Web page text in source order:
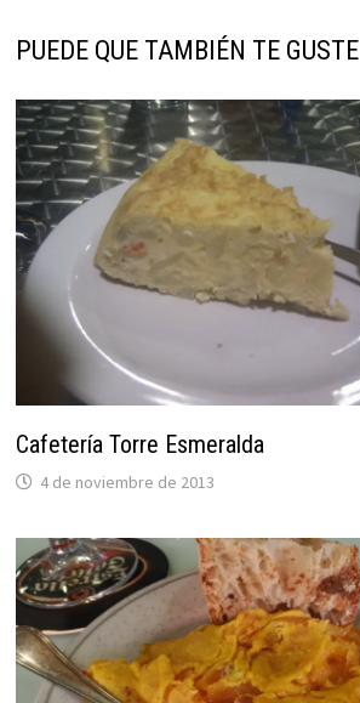
PUEDE QUE TAMBIÉN TE GUSTE
Cafetería Torre Esmeralda
4 de noviembre de 2013